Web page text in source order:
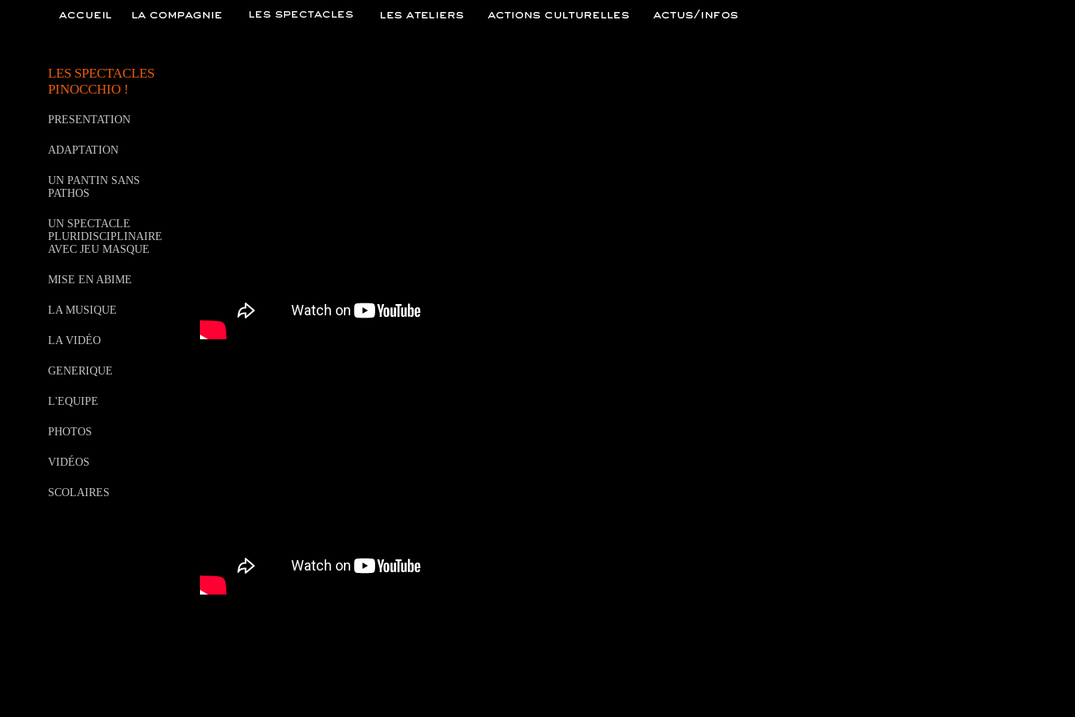
LES SPECTACLES
PINOCCHIO !
PRESENTATION
ADAPTATION
UN PANTIN SANS
PATHOS
UN SPECTACLE
PLURIDISCIPLINAIRE
AVEC JEU MASQUE
MISE EN ABIME
LA MUSIQUE
LA VIDÉO
GENERIQUE
L'EQUIPE
PHOTOS
VIDÉOS
SCOLAIRES